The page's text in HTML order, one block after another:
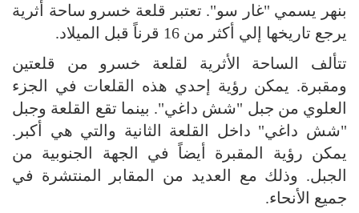
بنهر يسمي "غار سو". تعتبر قلعة خسرو ساحة أثرية
يرجع تاريخها إلي أكثر من 16 قرناً قبل الميلاد.
تتألف الساحة الأثرية لقلعة خسرو من قلعتين
ومقبرة. يمكن رؤية إحدي هذه القلعات في الجزء
العلوي من جبل "شش داغي". بينما تقع القلعة وجبل
"شش داغي" داخل القلعة الثانية والتي هي أكبر.
يمكن رؤية المقبرة أيضاً في الجهة الجنوبية من
الجبل. وذلك مع العديد من المقابر المنتشرة في
جميع الأنحاء.